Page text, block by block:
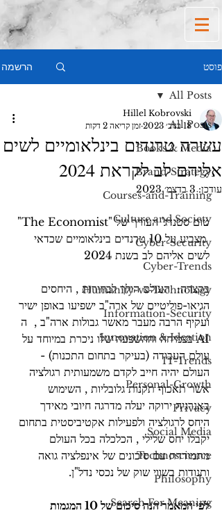
פוסט הרשמה
All Posts
Books & Media
Brand-Strategy
Courses-and-Training
Culture and Society
Cyber-Security
Cyber-Trends
Humanity-vs-Technology
Information-Security
Innovation & Ideation
IT-Trends
Personal-Growth
Privacy
Social Media
Technoscience
Philosophy
Search For Meaning
All Posts
עשרה טרנדים בינלאומיים לשים
אליהם לב לקראת 2024
Hillel Kobrovski
18 בנוב׳ 2023
זמן קריאה 2 דקות
עודכן:3 בדצמ׳ 2023
טום סטנדג' העורך של "The Economist"
מצביע על 10 טרנדים בינלאומיים שכדאי
לשים אליהם לב בשנת 2024
בקצרה:  העולם הולך לבחירות , היחסים
הגיאו-פוליטיים של ארה"ב ישפיעו באופן ישיר
ועקיף הרבה מעבר מאשר גבולות ארה"ב ,  ה
AI בצמיחה וההשפעה שלו ניכרת במיוחד על
עולם העבודה (בעיקר בתחום התכנות) -
העולם יהיה חייב לקדם משמעותית רגולציה
אשר תאכוף תקנות גלובליות , השימוש
באנרגיה ירוקה יעלה מדרגה חיובי מאידך
היחס לרגולציה ולפעילות אקטיביסטית בתחום
יקבלו יחס שלילי , הכלכלה בכל העולם
מתמודדת עם סיכונים של אינפלציה גואה
ותנודות בשווי שוק של נכסי נדל"ן.
לפי המאמר הנה סיכום של 10 המגמות